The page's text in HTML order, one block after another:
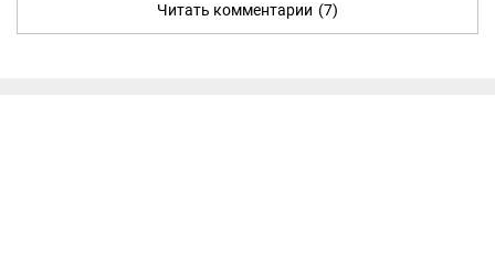
Читать комментарии (7)